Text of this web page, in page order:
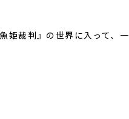
姫裁判』の世界に入って、一